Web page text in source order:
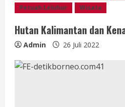
a
d
i
Petuah Leluhur
Wisata
Hutan Kalimantan dan
Admin 26 Juli 2022